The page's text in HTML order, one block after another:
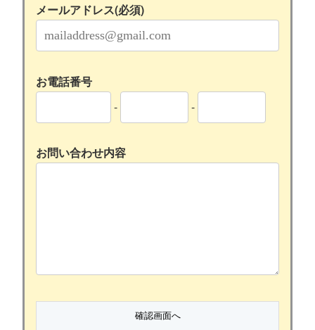
メールアドレス(必須)
お電話番号
-
-
お問い合わせ内容